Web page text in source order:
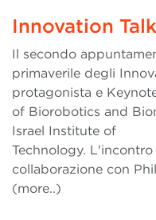
Innovation
Il secondo
primaverile degli
protagonista e
of Biorobotics and
Israel Institute of
Technology.
collaborazione con
(more..)